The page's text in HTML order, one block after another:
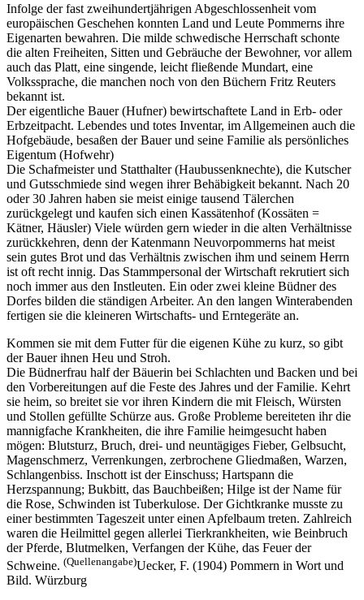
Infolge der fast zweihundertjährigen Abgeschlossenheit vom
europäischen Geschehen konnten Land und Leute Pommerns ihre
Eigenarten bewahren. Die milde schwedische Herrschaft schonte
die alten Freiheiten, Sitten und Gebräuche der Bewohner, vor allem
auch das Platt, eine singende, leicht fließende Mundart, eine
Volkssprache, die manchen noch von den Büchern Fritz Reuters
bekannt ist.
Der eigentliche Bauer (Hufner) bewirtschaftete Land in Erb- oder
Erbzeitpacht. Lebendes und totes Inventar, im Allgemeinen auch die
Hofgebäude, besaßen der Bauer und seine Familie als persönliches
Eigentum (Hofwehr)
Die Schafmeister und Statthalter (Haubussenknechte), die Kutscher
und Gutsschmiede sind wegen ihrer Behäbigkeit bekannt. Nach 20
oder 30 Jahren haben sie meist einige tausend Tälerchen
zurückgelegt und kaufen sich einen Kassätenhof (Kossäten =
Kätner, Häusler) Viele würden gern wieder in die alten Verhältnisse
zurückkehren, denn der Katenmann Neuvorpommerns hat meist
sein gutes Brot und das Verhältnis zwischen ihm und seinem Herrn
ist oft recht innig. Das Stammpersonal der Wirtschaft rekrutiert sich
noch immer aus den Instleuten. Ein oder zwei kleine Büdner des
Dorfes bilden die ständigen Arbeiter. An den langen Winterabenden
fertigen sie die kleineren Wirtschafts- und Erntegeräte an.
Kommen sie mit dem Futter für die eigenen Kühe zu kurz, so gibt
der Bauer ihnen Heu und Stroh.
Die Büdnerfrau half der Bäuerin bei Schlachten und Backen und bei
den Vorbereitungen auf die Feste des Jahres und der Familie. Kehrt
sie heim, so breitet sie vor ihren Kindern die mit Fleisch, Würsten
und Stollen gefüllte Schürze aus. Große Probleme bereiteten ihr die
mannigfache Krankheiten, die ihre Familie heimgesucht haben
mögen: Blutsturz, Bruch, drei- und neuntägiges Fieber, Gelbsucht,
Magenschmerz, Verrenkungen, zerbrochene Gliedmaßen, Warzen,
Schlangenbiss. Inschott ist der Einschuss; Hartspann die
Herzspannung; Bukbitt, das Bauchbeißen; Hilge ist der Name für
die Rose, Schwinden ist Tuberkulose. Der Gichtkranke musste zu
einer bestimmten Tageszeit unter einen Apfelbaum treten. Zahlreich
waren die Heilmittel gegen allerlei Tierkrankheiten, wie Beinbruch
der Pferde, Blutmelken, Verfangen der Kühe, das Feuer der
Schweine. (Quellenangabe)Uecker, F. (1904) Pommern in Wort und
Bild. Würzburg